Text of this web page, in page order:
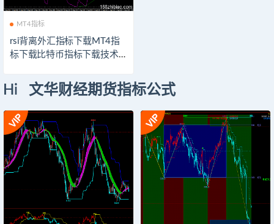
MT4指标
rsi背离外汇指标下载MT4指
标下载比特币指标下载技术
坊外汇指示器下载
Hi 文华财经期货指标公式